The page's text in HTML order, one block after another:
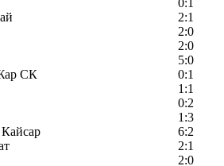
0:1
2:1
2:0
2:0
5:0
СК
0:1
1:1
0:2
1:3
6:2
2:1
2:0